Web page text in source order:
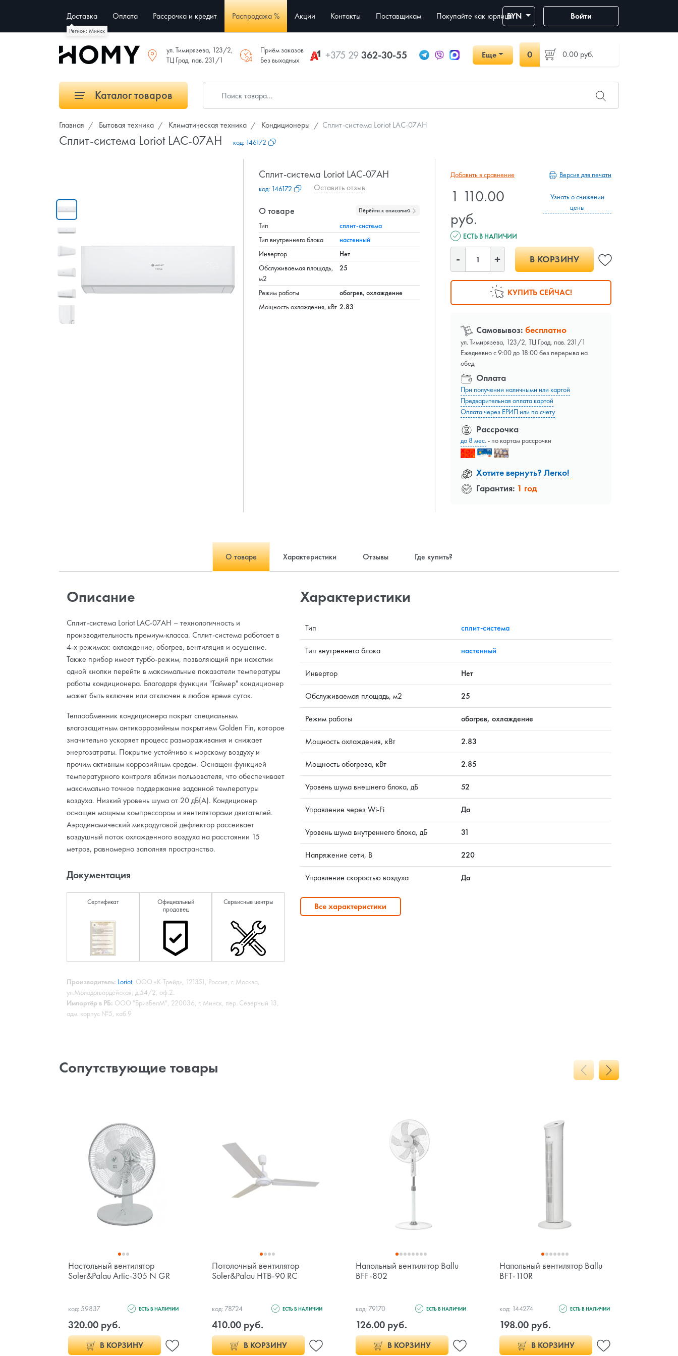
Регион: Минск
Доставка Оплата Рассрочка и кредит Распродажа % Акции Контакты Поставщикам Покупайте как юрлицоBYN Войти
ул. Тимирязева, 123/2,
ТЦ Град, пав. 231/1
Приём заказов
Без выходных
+375 29362-30-55 Еще 0 0.00 руб.
Каталог товаров
Главная Бытовая техника Климатическая техника Кондиционеры Сплит-система Loriot LAC-07AH
Сплит-система Loriot LAC-07AH код: 146172
Сплит-система Loriot LAC-07AH
код: 146172 Оставить отзыв
О товаре Перейти к описанию
Тип
сплит-система
Тип внутреннего блока
настенный
Инвертор
Нет
Обслуживаемая площадь,
м2
25
Режим работы
обогрев, охлаждение
Мощность охлаждения, кВт 2.83
Добавить в сравнение Версия для печати
1 110.00
руб.
Узнать о снижении
цены
ЕСТЬ В НАЛИЧИИ
В КОРЗИНУ
КУПИТЬ СЕЙЧАС!
Самовывоз: бесплатно
ул. Тимирязева, 123/2, ТЦ Град, пав. 231/1
Ежедневно с 9:00 до 18:00 без перерыва на
обед
Оплата
При получении наличными или картой
Предварительная оплата картой
Оплата через ЕРИП или по счету
Рассрочка
до 8 мес.- по картам рассрочки
Хотите вернуть? Легко!
Гарантия: 1 год
О товаре Характеристики Отзывы Где купить?
Описание
Сплит-система Loriot LAC-07AH – технологичность и
производительность премиум-класса. Сплит-система работает в
4-х режимах: охлаждение, обогрев, вентиляция и осушение.
Также прибор имеет турбо-режим, позволяющий при нажатии
одной кнопки перейти в максимальные показатели температуры
работы кондиционера. Благодаря функции "Таймер" кондиционер
может быть включен или отключен в любое время суток.
Теплообменник кондиционера покрыт специальным
влагозащитным антикоррозийным покрытием Golden Fin, которое
значительно ускоряет процесс размораживания и снижает
энергозатраты. Покрытие устойчиво к морскому воздуху и
прочим активным коррозийным средам. Оснащен функцией
температурного контроля вблизи пользователя, что обеспечивает
максимально точное поддержание заданной температуры
воздуха. Низкий уровень шума от 20 дБ(А). Кондиционер
оснащен мощным компрессором и вентиляторами двигателей.
Аэродинамический микродуговой дефлектор рассеивает
воздушный поток охлажденного воздуха на расстоянии 15
метров, равномерно заполняя пространство.
Документация
Сертификат
Официальный
продавец
Сервисные центры
Производитель: Loriot, ООО «К-Трейд», 121351, Россия, г. Москва,
ул.Молодогвардейская, д.54/2, оф.2.
Импортёр в РБ: ООО "БризБелМ", 220036, г. Минск, пер. Северный 13,
адм. корпус №5, каб.9
Характеристики
Тип сплит-система
Тип внутреннего блока настенный
Инвертор Нет
Обслуживаемая площадь, м2 25
Режим работы обогрев, охлаждение
Мощность охлаждения, кВт 2.83
Мощность обогрева, кВт 2.85
Уровень шума внешнего блока, дБ 52
Управление через Wi-Fi Да
Уровень шума внутреннего блока, дБ 31
Напряжение сети, В 220
Управление скоростью воздуха Да
Все характеристики
Сопутствующие товары
Настольный вентилятор
Soler&Palau Artic-305 N GR
код: 59837 ЕСТЬ В НАЛИЧИИ
320.00 руб.
В КОРЗИНУ
Потолочный вентилятор
Soler&Palau HTB-90 RC
код: 78724 ЕСТЬ В НАЛИЧИИ
410.00 руб.
В КОРЗИНУ
Напольный вентилятор Ballu
BFF-802
код: 79170 ЕСТЬ В НАЛИЧИИ
126.00 руб.
В КОРЗИНУ
Напольный вентилятор Ballu
BFT-110R
код: 144274 ЕСТЬ В НАЛИЧИИ
198.00 руб.
В КОРЗИНУ